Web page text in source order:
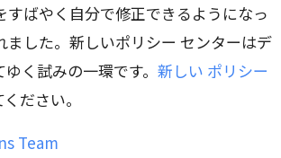
ばやく自分で修正できるようになっ
した。新しいポリシー センターはデ
く試みの一環です。 新しい ポリシー
ください。
Team